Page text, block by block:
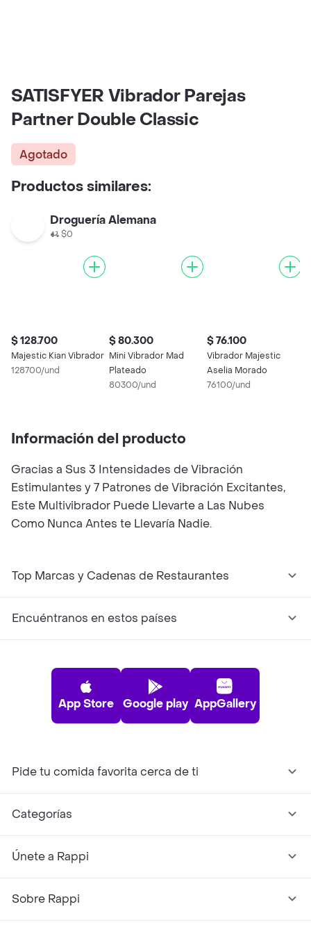
SATISFYER Vibrador Parejas
Partner Double Classic
Agotado
Productos similares:
Droguería Alemana
$0
$ 128.700
Majestic Kian Vibrador
128700/und
$ 80.300
Mini Vibrador Mad
Plateado
80300/und
$ 76.100
Vibrador Majestic
Aselia Morado
76100/und
Información del producto
Gracias a Sus 3 Intensidades de Vibración
Estimulantes y 7 Patrones de Vibración Excitantes,
Este Multivibrador Puede Llevarte a Las Nubes
Como Nunca Antes te Llevaría Nadie.
Top Marcas y Cadenas de Restaurantes
Encuéntranos en estos países
App Store Google play AppGallery
Pide tu comida favorita cerca de ti
Categorías
Únete a Rappi
Sobre Rappi